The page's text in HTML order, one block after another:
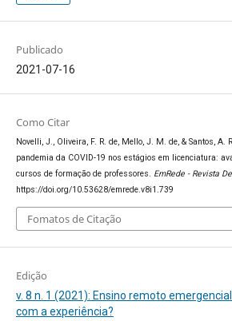
Publicado
2021-07-16
Como Citar
Novelli, J., Oliveira, F. R. de, Mello, J. M. de, & Santos,
pandemia da COVID-19 nos estágios em licenciatura:
cursos de formação de professores. EmRede - Revista
https://doi.org/10.53628/emrede.v8i1.739
Fomatos de Citação
Edição
v. 8 n. 1 (2021): Ensino remoto
com a experiência?